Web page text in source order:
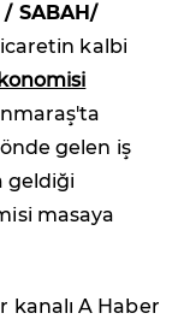
SABAH/
kalbi
gelen iş
geldiği
masaya
kanalı A Haber